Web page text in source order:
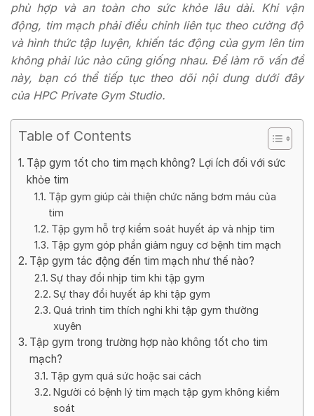
phù hợp và an toàn cho sức khỏe lâu dài. Khi vận
động, tim mạch phải điều chỉnh liên tục theo cường độ
và hình thức tập luyện, khiến tác động của gym lên tim
không phải lúc nào cũng giống nhau. Để làm rõ vấn đề
này, bạn có thể tiếp tục theo dõi nội dung dưới đây
của HPC Private Gym Studio.
Table of Contents
Tập gym tốt cho tim mạch không? Lợi ích đối với sức
khỏe tim
Tập gym giúp cải thiện chức năng bơm máu của
tim
Tập gym hỗ trợ kiểm soát huyết áp và nhịp tim
Tập gym góp phần giảm nguy cơ bệnh tim mạch
Tập gym tác động đến tim mạch như thế nào?
Sự thay đổi nhịp tim khi tập gym
Sự thay đổi huyết áp khi tập gym
Quá trình tim thích nghi khi tập gym thường
xuyên
Tập gym trong trường hợp nào không tốt cho tim
mạch?
Tập gym quá sức hoặc sai cách
Người có bệnh lý tim mạch tập gym không kiểm
soát